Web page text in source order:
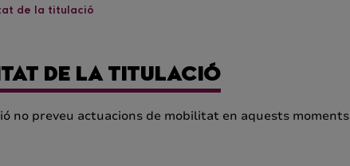
de la titulació
DE LA TITULACIÓ
no preveu actuacions de mobilitat en aquests moments